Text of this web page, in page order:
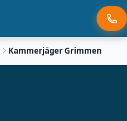
Kammerjäger Grimmen